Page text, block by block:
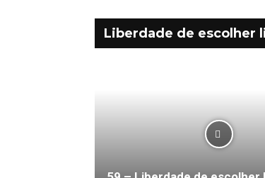
Liberdade de escolher